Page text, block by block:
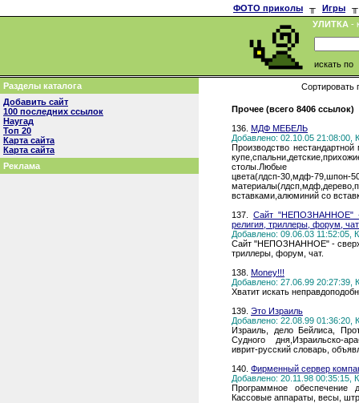
ФОТО приколы ╥ Игры
╥
УЛИТКА -
искать по
Разделы каталога
Добавить сайт
100 последних ссылок
Наугад
Топ 20
Карта сайта
Карта сайта
Реклама
Сортировать
Прочее (всего 8406 ссылок)
136. МДФ МЕБЕЛЬ
Добавлено: 02.10.05 21:08:00,
Производство
цвета(лдсп-30,мдф-79,шпон-
вставками,алюминий со
137. Сайт "НЕПОЗНАННОЕ" -
религия, триллеры, форум,
Добавлено: 09.06.03 11:52:05,
Сайт "НЕПОЗНАННОЕ" -
триллеры, форум, чат.
138. Money!!!
Добавлено: 27.06.99 20:27:39,
Хватит искать
139. Это Израиль
Добавлено: 22.08.99 01:36:20,
Израиль, дело Бейлиса,
Судного дня,Израильско-
иврит-русский словарь,
140. Фирменный сервер
Добавлено: 20.11.98 00:35:15,
Программное обеспечение
Кассовые аппараты, весы,